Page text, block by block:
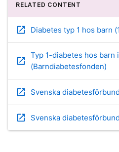
RELATED CONTENT
open_in_new Diabetes typ 1 hos barn
open_in_new
Typ 1-diabetes hos barn
(Barndiabetesfonden)
open_in_new Svenska
open_in_new Svenska